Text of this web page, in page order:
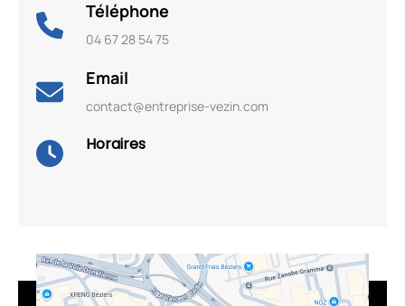
Téléphone
04 67 28 54 75
Email
contact@entreprise-vezin.com
Horaires